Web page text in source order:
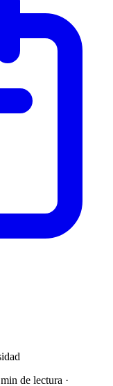
de lectura ·